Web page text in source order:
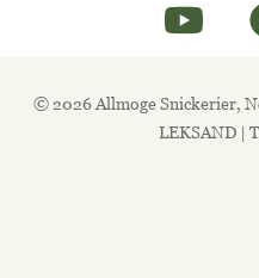
© 2026 Allmoge Snickerier,
LEKSAND |